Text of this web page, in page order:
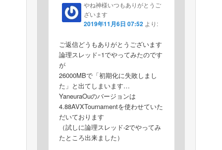
やね神様いつもありがとうご
ざいます
2019年11月6日 07:52 より:
ご返信どうもありがとうございます
論理スレッドｰ1でやってみたのです
が
26000MBで「初期化に失敗しまし
た」と出てしまいます…
YaneuraOuのバージョンは
4.88AVXTournamentを使わせていた
だいております
（試しに論理スレッド-2でやってみ
たところ出来ました）